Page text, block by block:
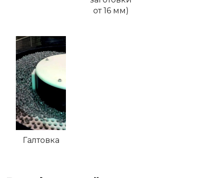
от 16 мм)
Галтовка